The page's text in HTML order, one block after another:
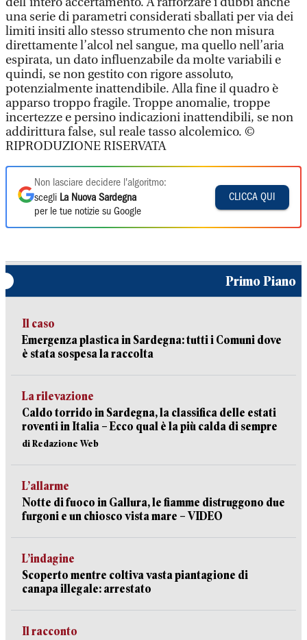
una serie di parametri considerati sballati per via dei
limiti insiti allo stesso strumento che non misura
direttamente l’alcol nel sangue, ma quello nell’aria
espirata, un dato influenzabile da molte variabili e
quindi, se non gestito con rigore assoluto,
potenzialmente inattendibile. Alla fine il quadro è
apparso troppo fragile. Troppe anomalie, troppe
incertezze e persino indicazioni inattendibili, se non
addirittura false, sul reale tasso alcolemico. ©
RIPRODUZIONE RISERVATA
Non lasciare decidere l'algoritmo:
scegli La Nuova Sardegna
per le tue notizie su Google
CLICCA QUI
Primo Piano
Il caso
Emergenza plastica in Sardegna: tutti i Comuni dove
è stata sospesa la raccolta
La rilevazione
Caldo torrido in Sardegna, la classifica delle estati
roventi in Italia – Ecco qual è la più calda di sempre
di Redazione Web
L’allarme
Notte di fuoco in Gallura, le fiamme distruggono due
furgoni e un chiosco vista mare – VIDEO
L’indagine
Scoperto mentre coltiva vasta piantagione di
canapa illegale: arrestato
Il racconto